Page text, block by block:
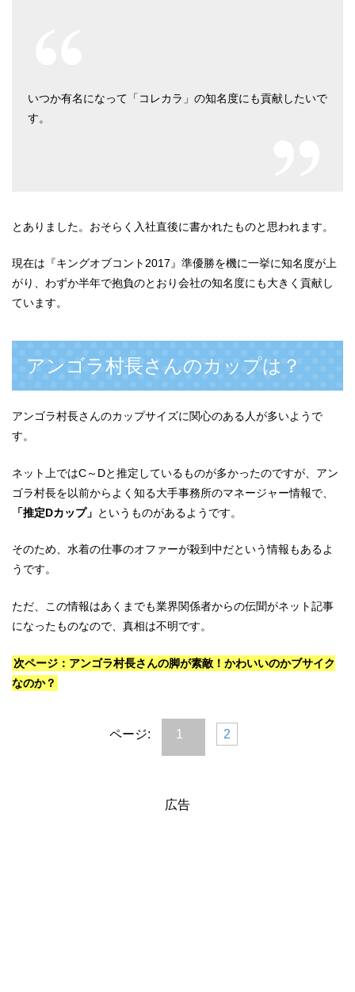
いつか有名になって「コレカラ」の知名度にも貢献したいで
す。
とありました。おそらく入社直後に書かれたものと思われます。
現在は『キングオブコント2017』準優勝を機に一挙に知名度が上
がり、わずか半年で抱負のとおり会社の知名度にも大きく貢献し
ています。
アンゴラ村長さんのカップは？
アンゴラ村長さんのカップサイズに関心のある人が多いようで
す。
ネット上ではC～Dと推定しているものが多かったのですが、アン
ゴラ村長を以前からよく知る大手事務所のマネージャー情報で、
「推定Dカップ」 というものがあるようです。
そのため、水着の仕事のオファーが殺到中だという情報もあるよ
うです。
ただ、この情報はあくまでも業界関係者からの伝聞がネット記事
になったものなので、真相は不明です。
次ページ：アンゴラ村長さんの脚が素敵！かわいいのかブサイク
なのか？
ページ: 1 2
広告